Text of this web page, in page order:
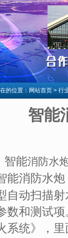
的位置： 网站首页 > 行
智能
能消防水
能消防水
自动扫描
数和测试
系统》，